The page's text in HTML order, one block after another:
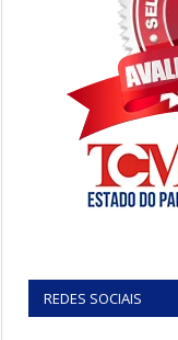
REDES SOCIAIS